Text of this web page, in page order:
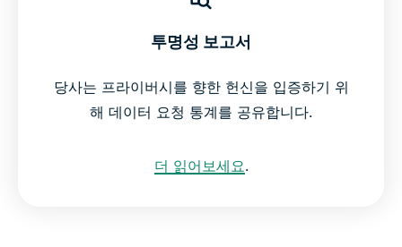
투명성 보고서
당사는 프라이버시를 향한 헌신을 입증하기 위
해 데이터 요청 통계를 공유합니다.
더 읽어보세요.